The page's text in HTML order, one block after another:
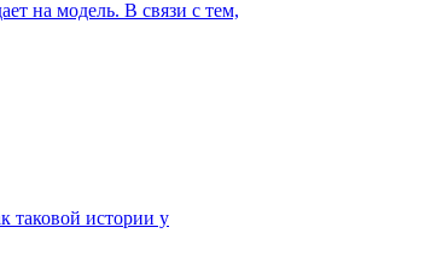
на модель. В связи с тем,
таковой истории у